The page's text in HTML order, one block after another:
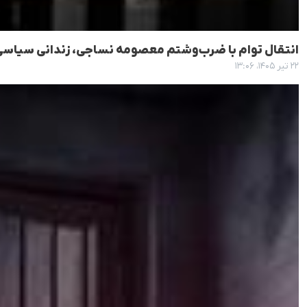
انتقال توام با ضرب‌وشتم معصومه نساجی، زندانی سیاسی ۶۴ ساله به سلول انفرادی زندان
۲۲ تیر ۱۴۰۵، ۱۳:۰۶